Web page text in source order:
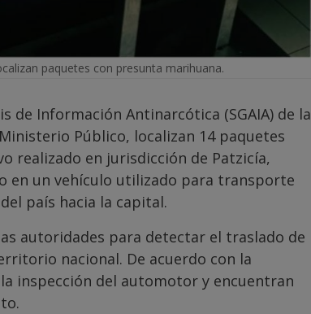
paquetes con presunta marihuana.
de Información Antinarcótica (SGAIA) de la
Público, localizan 14 paquetes
realizado en jurisdicción de Patzicía,
en un vehículo utilizado para transporte
país hacia la capital.
autoridades para detectar el traslado de
nacional. De acuerdo con la
inspección del automotor y encuentran